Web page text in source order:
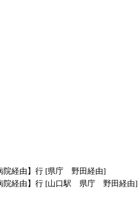
院経由】行 [県庁 野田経由]
院経由】行 [山口駅 県庁 野田経由]